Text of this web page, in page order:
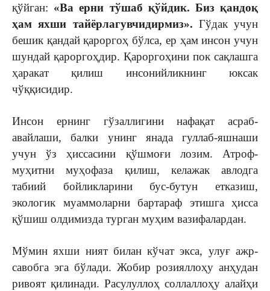
қўйган: «Ва ерни тўшаб қўйдик. Биз қандоқ
ҳам яхши тайёрлагувчидирмиз». Гўдак учун
бешик қандай қароргоҳ бўлса, ер ҳам инсон учун
шундай қароргоҳдир. Қароргоҳини пок сақлашга
ҳаракат қилиш инсонийликнинг юксак
чўққисидир.
Инсон ернинг гўзаллигини нафақат асраб-
авайлаши, балки унинг янада гуллаб-яшнаши
учун ўз ҳиссасини қўшмоғи лозим. Атроф-
муҳитни муҳофаза қилиш, келажак авлодга
табиий бойликларини бус-бутун етказиш,
экологик муаммоларни бартараф этишга ҳисса
қўшиш олдимизда турган муҳим вазифалардан.
Мўмин яхши ният билан кўчат экса, улуғ ажр-
савобга эга бўлади. Жобир розияллоҳу анҳудан
ривоят қилинади. Расулуллоҳ соллаллоҳу алайҳи